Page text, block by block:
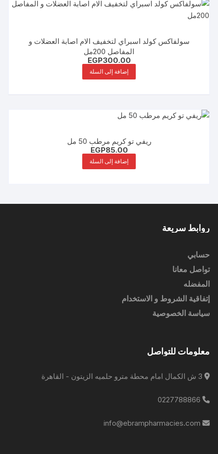
سولفاكس كولد اسبراي لتخفيف الام اصابة العضلات و
المفاصل 200مل
EGP300.00
إضافة إلى السلة
ريفي تو كريم مرطب 50 مل
EGP85.00
إضافة إلى السلة
روابط سريعة
حسابي
تواصل معانا
المفضله
إتفاقية الشروط و الاستخدام
سياسة الخصوصية
معلومات للتواصل